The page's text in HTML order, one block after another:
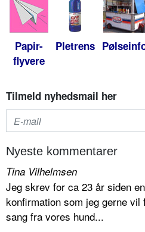
Papir-
flyvere
Pletrens
Tilmeld nyhedsmail her
Nyeste kommentarer
Tina Vilhelmsen
Jeg skrev for ca 23 år siden
konfirmation som jeg gerne
sang fra vores hund...